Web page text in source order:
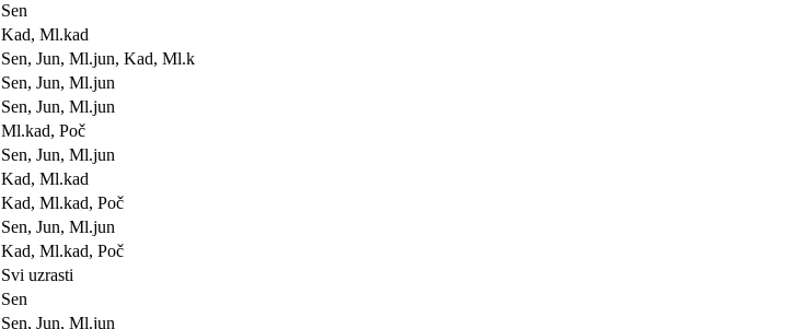
Sen
Kad, Ml.kad
Sen, Jun, Ml.jun, Kad, Ml.k
Sen, Jun, Ml.jun
Sen, Jun, Ml.jun
Ml.kad, Poč
Sen, Jun, Ml.jun
Kad, Ml.kad
Kad, Ml.kad, Poč
Sen, Jun, Ml.jun
Kad, Ml.kad, Poč
Svi uzrasti
Sen
Sen, Jun, Ml.jun